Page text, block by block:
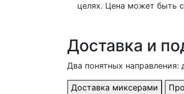
целях. Цена может быть
Доставка и
Два понятных
Доставка миксерами